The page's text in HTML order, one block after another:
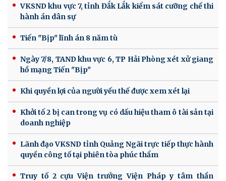
VKSND khu vực 7, tỉnh Đắk Lắk kiểm sát cưỡng chế thi
hành án dân sự
Tiến "Bịp" lĩnh án 8 năm tù
Ngày 7/8, TAND khu vực 6, TP Hải Phòng xét xử giang
hồ mạng Tiến "Bịp"
Khi quyền lợi của người yếu thế được xem xét lại
Khởi tố 2 bị can trong vụ có dấu hiệu tham ô tài sản tại
doanh nghiệp
Lãnh đạo VKSND tỉnh Quảng Ngãi trực tiếp thực hành
quyền công tố tại phiên tòa phúc thẩm
Truy tố 2 cựu Viện trưởng Viện Pháp y tâm thần